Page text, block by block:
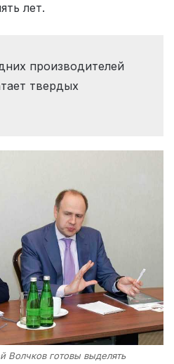
лет.
производителей
твердых
Волчков готовы выделять